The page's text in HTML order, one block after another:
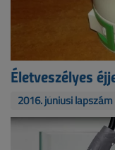
Életveszélyes
2016. júniusi lapszám